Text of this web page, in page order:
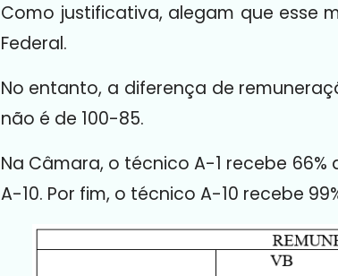
Como justificativa, alegam que esse
Federal.
No entanto, a diferença de
não é de 100-85.
Na Câmara, o técnico A-1 recebe
A-10. Por fim, o técnico A-10 recebe